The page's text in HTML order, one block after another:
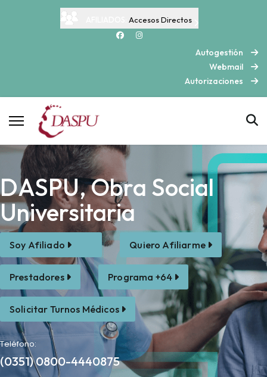
Accesos Directos
Autogestión
Webmail
Autorizaciones
DASPU, Obra Social
Universitaria
Soy Afiliado Quiero Afiliarme
Prestadores Programa +64
Solicitar Turnos Médicos
Teléfono:
(0351) 0800-4440875